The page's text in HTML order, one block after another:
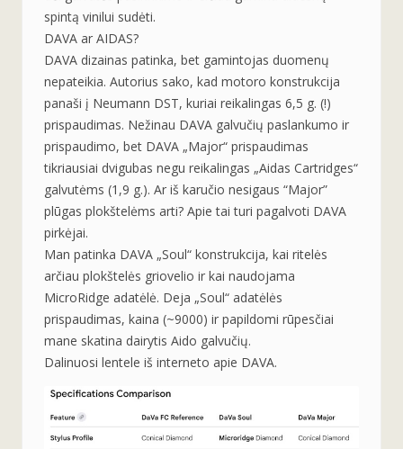
spintą vinilui sudėti.
DAVA ar AIDAS?
DAVA dizainas patinka, bet gamintojas duomenų
nepateikia. Autorius sako, kad motoro konstrukcija
panaši į Neumann DST, kuriai reikalingas 6,5 g. (!)
prispaudimas. Nežinau DAVA galvučių paslankumo ir
prispaudimo, bet DAVA „Major“ prispaudimas
tikriausiai dvigubas negu reikalingas „Aidas Cartridges“
galvutėms (1,9 g.). Ar iš karučio nesigaus “Major”
plūgas plokštelėms arti? Apie tai turi pagalvoti DAVA
pirkėjai.
Man patinka DAVA „Soul“ konstrukcija, kai ritelės
arčiau plokštelės griovelio ir kai naudojama
MicroRidge adatėlė. Deja „Soul“ adatėlės
prispaudimas, kaina (~9000) ir papildomi rūpesčiai
mane skatina dairytis Aido galvučių.
Dalinuosi lentele iš interneto apie DAVA.